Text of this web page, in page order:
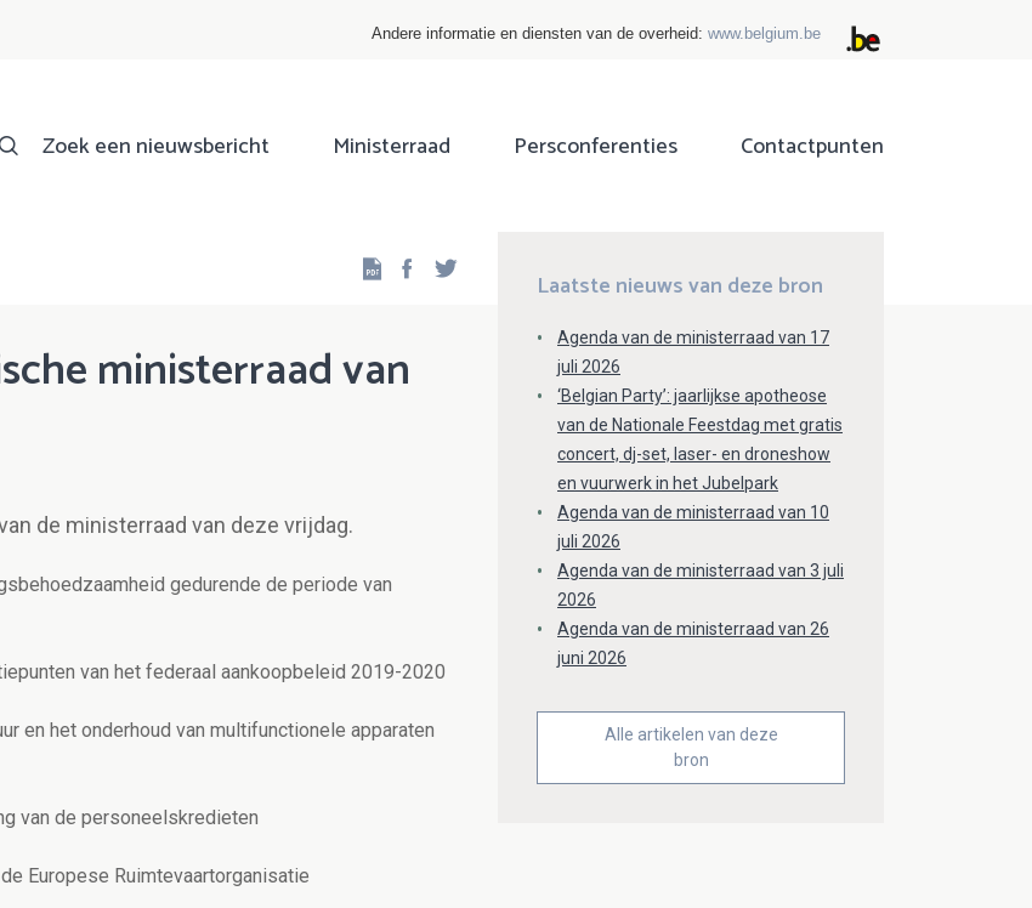
Andere informatie en diensten van de overheid: www.belgium.be
Zoek een nieuwsbericht Ministerraad Persconferenties Contactpunten
Facebook
ministerraad van
de ministerraad van deze vrijdag.
gedurende de periode van
van het federaal aankoopbeleid 2019-2020
en het onderhoud van multifunctionele apparaten
van de personeelskredieten
Europese Ruimtevaartorganisatie
Laatste nieuws van deze bron
Agenda van de ministerraad van 17
juli 2026
‘Belgian Party’: jaarlijkse apotheose
van de Nationale Feestdag met gratis
concert, dj-set, laser- en droneshow
en vuurwerk in het Jubelpark
Agenda van de ministerraad van 10
juli 2026
Agenda van de ministerraad van 3 juli
2026
Agenda van de ministerraad van 26
juni 2026
Alle artikelen van deze
bron